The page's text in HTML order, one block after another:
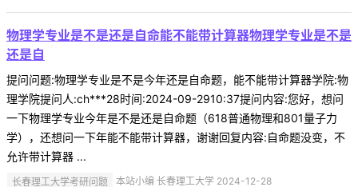
物理学专业是不是还是自命能不能带计算器物理学专业是不是
还是自
提问问题:物理学专业是不是今年还是自命题，能不能带计算器学院:物
理学院提问人:ch***28时间:2024-09-2910:37提问内容:您好，想问
一下物理学专业今年是不是还是自命题（618普通物理和801量子力
学），还想问一下年能不能带计算器，谢谢回复内容:自命题没变，不
允许带计算器 ...
长春理工大学考研问题 本站小编 长春理工大学 2024-12-28